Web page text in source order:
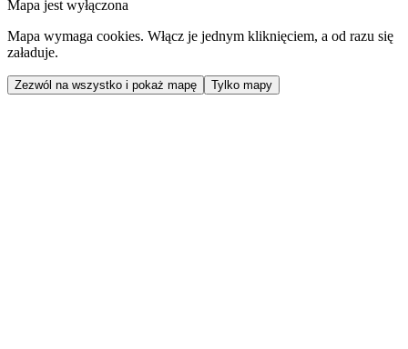
Mapa jest wyłączona
Mapa wymaga cookies. Włącz je jednym kliknięciem, a od razu się
załaduje.
Zezwól na wszystko i pokaż mapę Tylko mapy